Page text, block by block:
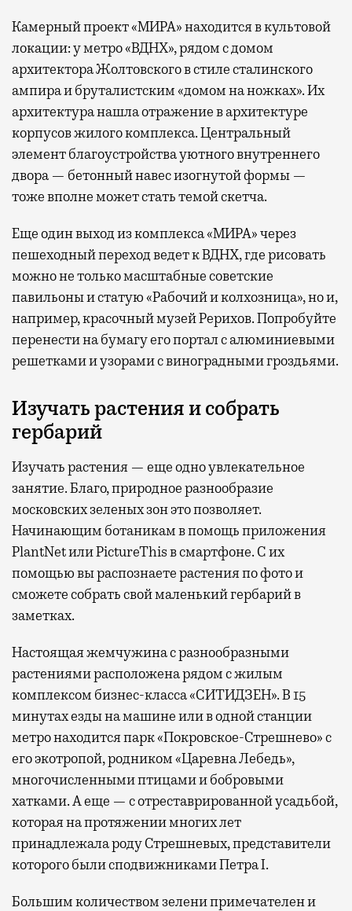
Камерный проект «МИРА» находится в культовой
локации: у метро «ВДНХ», рядом с домом
архитектора Жолтовского в стиле сталинского
ампира и бруталистским «домом на ножках». Их
архитектура нашла отражение в архитектуре
корпусов жилого комплекса. Центральный
элемент благоустройства уютного внутреннего
двора — бетонный навес изогнутой формы —
тоже вполне может стать темой скетча.
Еще один выход из комплекса «МИРА» через
пешеходный переход ведет к ВДНХ, где рисовать
можно не только масштабные советские
павильоны и статую «Рабочий и колхозница», но и,
например, красочный музей Рерихов. Попробуйте
перенести на бумагу его портал с алюминиевыми
решетками и узорами с виноградными гроздьями.
Изучать растения и собрать
гербарий
Изучать растения — еще одно увлекательное
занятие. Благо, природное разнообразие
московских зеленых зон это позволяет.
Начинающим ботаникам в помощь приложения
PlantNet или PictureThis в смартфоне. С их
помощью вы распознаете растения по фото и
сможете собрать свой маленький гербарий в
заметках.
Настоящая жемчужина с разнообразными
растениями расположена рядом с жилым
комплексом бизнес-класса «СИТИДЗЕН». В 15
минутах езды на машине или в одной станции
метро находится парк «Покровское-Стрешнево» с
его экотропой, родником «Царевна Лебедь»,
многочисленными птицами и бобровыми
хатками. А еще — с отреставрированной усадьбой,
которая на протяжении многих лет
принадлежала роду Стрешневых, представители
которого были сподвижниками Петра I.
Большим количеством зелени примечателен и